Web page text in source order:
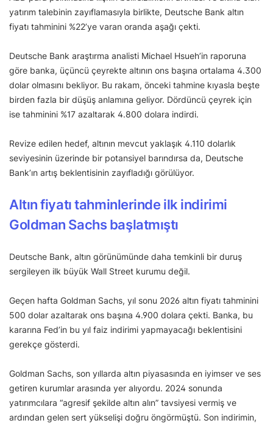
yatırım talebinin zayıflamasıyla birlikte, Deutsche Bank altın
fiyatı tahminini %22’ye varan oranda aşağı çekti.
Deutsche Bank araştırma analisti Michael Hsueh’in raporuna
göre banka, üçüncü çeyrekte altının ons başına ortalama 4.300
dolar olmasını bekliyor. Bu rakam, önceki tahmine kıyasla beşte
birden fazla bir düşüş anlamına geliyor. Dördüncü çeyrek için
ise tahminini %17 azaltarak 4.800 dolara indirdi.
Revize edilen hedef, altının mevcut yaklaşık 4.110 dolarlık
seviyesinin üzerinde bir potansiyel barındırsa da, Deutsche
Bank’ın artış beklentisinin zayıfladığı görülüyor.
Altın fiyatı tahminlerinde ilk indirimi
Goldman Sachs başlatmıştı
Deutsche Bank, altın görünümünde daha temkinli bir duruş
sergileyen ilk büyük Wall Street kurumu değil.
Geçen hafta Goldman Sachs, yıl sonu 2026 altın fiyatı tahminini
500 dolar azaltarak ons başına 4.900 dolara çekti. Banka, bu
kararına Fed’in bu yıl faiz indirimi yapmayacağı beklentisini
gerekçe gösterdi.
Goldman Sachs, son yıllarda altın piyasasında en iyimser ve ses
getiren kurumlar arasında yer alıyordu. 2024 sonunda
yatırımcılara “agresif şekilde altın alın” tavsiyesi vermiş ve
ardından gelen sert yükselişi doğru öngörmüştü. Son indirimin,